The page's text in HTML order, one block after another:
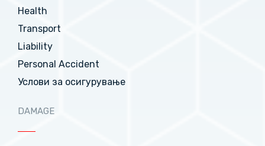
Health
Transport
Liability
Personal Accident
Услови за осигурување
DAMAGE